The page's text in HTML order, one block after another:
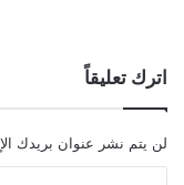
اترك تعليقاً
لن يتم نشر عنوان بريدك